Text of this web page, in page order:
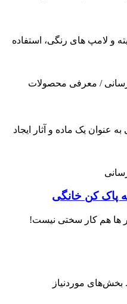
و لامپ های رنگی، استفاده
رسانی / معرفی محصولات
عنوان یک ماده و آثار ایجاد
کن خانگی
ها هم کار سختی نیست!
بخش‌های موردنیاز